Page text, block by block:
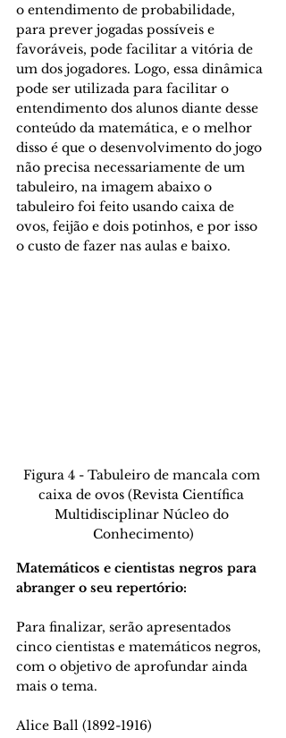
o entendimento de probabilidade,
para prever jogadas possíveis e
favoráveis, pode facilitar a vitória de
um dos jogadores. Logo, essa dinâmica
pode ser utilizada para facilitar o
entendimento dos alunos diante desse
conteúdo da matemática, e o melhor
disso é que o desenvolvimento do jogo
não precisa necessariamente de um
tabuleiro, na imagem abaixo o
tabuleiro foi feito usando caixa de
ovos, feijão e dois potinhos, e por isso
o custo de fazer nas aulas e baixo.
Figura 4 - Tabuleiro de mancala com
caixa de ovos (Revista Científica
Multidisciplinar Núcleo do
Conhecimento)
Matemáticos e cientistas negros para
abranger o seu repertório:
Para finalizar, serão apresentados
cinco cientistas e matemáticos negros,
com o objetivo de aprofundar ainda
mais o tema.
Alice Ball (1892-1916)